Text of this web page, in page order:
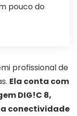
pouco do
profissional de
Ela conta com
DIG!C 8,
a conectividade